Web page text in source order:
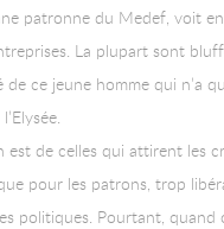
patronne du Medef, voit
La plupart sont
ce jeune homme qui n’a
est de celles qui attirent les
pour les patrons, trop
politiques. Pourtant, quand